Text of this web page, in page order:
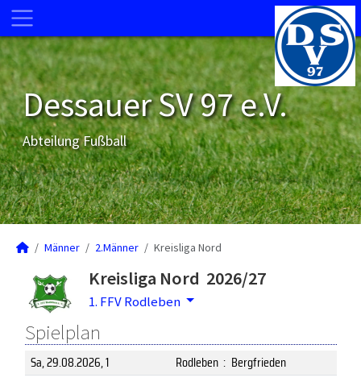
Dessauer SV 97 e.V.
Abteilung Fußball
Männer 2.Männer Kreisliga Nord
Kreisliga Nord 2026/27
1. FFV Rodleben
Spielplan
Sa, 29.08.2026, 1 Rodleben : Bergfrieden